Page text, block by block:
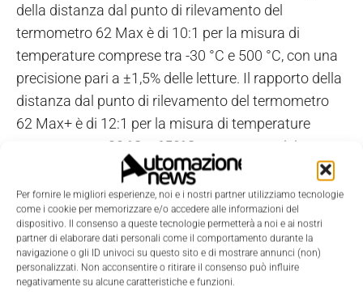
Per fornire le migliori esperienze, noi e i nostri partner utilizziamo tecnologie
come i cookie per memorizzare e/o accedere alle informazioni del
dispositivo. Il consenso a queste tecnologie permetterà a noi e ai nostri
partner di elaborare dati personali come il comportamento durante la
navigazione o gli ID univoci su questo sito e di mostrare annunci (non)
personalizzati. Non acconsentire o ritirare il consenso può influire
negativamente su alcune caratteristiche e funzioni.
della distanza dal punto di rilevamento del
termometro 62 Max è di 10:1 per la misura di
temperature comprese tra -30 °C e 500 °C, con una
precisione pari a ±1,5% delle letture. Il rapporto della
distanza dal punto di rilevamento del termometro
62 Max+ è di 12:1 per la misura di temperature
comprese tra -30 °C e 650°C, con una precisione
pari a ±1,0% delle letture. Entrambi i termometri ad
infrarossi funzionano con una singola batteria AA.